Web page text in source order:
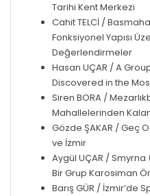
Tarihi Kent Merkezi
Cahit TELCİ /
Fonksiyonel Yapısı
Değerlendirmeler
Hasan UÇAR / A
Discovered in the
Siren BORA /
Mahallelerinden
Gözde ŞAKAR / Geç
ve İzmir
Aygül UÇAR / Smyrna
Bir Grup Karosiman
Barış GÜR / İzmir’de